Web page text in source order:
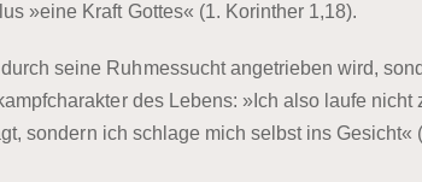
»eine Kraft Gottes« (1. Korinther 1,18).
seine Ruhmessucht angetrieben wird,
des Lebens: »Ich also laufe
sondern ich schlage mich selbst ins Gesicht«